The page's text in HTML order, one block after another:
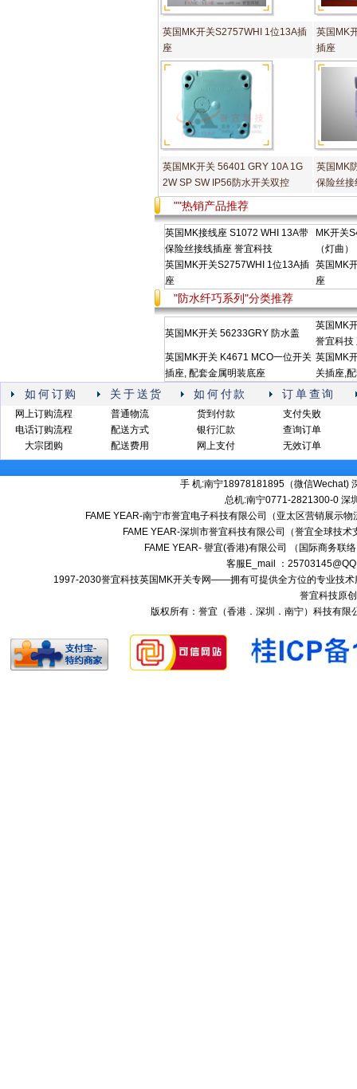
英国MK开关S2757WHI 1位13A插
座
英国MK
插座
英国MK开关 56401 GRY 10A 1G
2W SP SW IP56防水开关双控
英国MK
保险丝接
""热销产品推荐
英国MK接线座 S1072 WHI 13A带
保险丝接线插座 誉宜科技
MK开关
（灯曲）
英国MK开关S2757WHI 1位13A插
座
英国MK
座
"防水纤巧系列"分类推荐
英国MK开关 56233GRY 防水盖
英国MK
誉宜科技
英国MK开关 K4671 MCO一位开关
插座, 配套金属明装底座
英国MK
关插座,
如何订购 关于送货 如何付款 订单查询
网上订购流程
电话订购流程
大宗团购
普通物流
配送方式
配送费用
货到付款
银行汇款
网上支付
支付失败
查询订单
无效订单
手 机:南宁18978181895（微信
总机:南宁0771-2821300-0 深
FAME YEAR-南宁市誉宜电子科技有限公司（亚太区营销展示
FAME YEAR-深圳市誉宜科技有限公司（誉宜全球技
FAME YEAR- 譽宜(香港)有限公司 （国际商务联
客服E_mail ：
1997-2030誉宜科技英国MK开关专网——拥有可提供全方位的专业技
誉宜科技原
版权所有：誉宜（香港．深圳．南宁）科技有